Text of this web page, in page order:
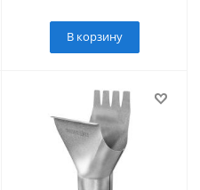
В корзину